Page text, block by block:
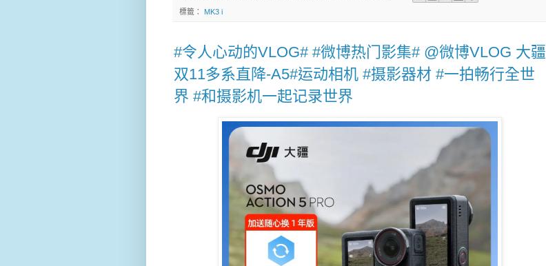
標籤： MK3 i
#令人心动的VLOG# #微博热门影集# @微博VLOG 大疆
双11多系直降-A5#运动相机 #摄影器材 #一拍畅行全世
界 #和摄影机一起记录世界